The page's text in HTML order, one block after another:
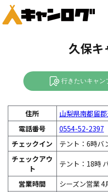
久保キ
行きたいキャン
住所
山梨県南都留
電話番号
0554-52-2397
チェックイン
テント：6時バ
チェックアウ
ト
テント：18時
営業時間
シーズン営業 4